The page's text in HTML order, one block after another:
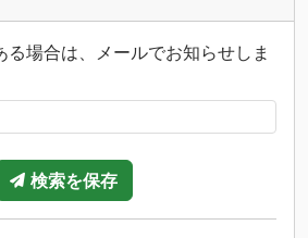
る場合は、メールでお知らせしま
検索を保存